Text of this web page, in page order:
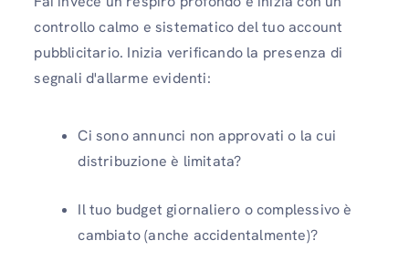
controllo calmo e sistematico del tuo account
pubblicitario. Inizia verificando la presenza di
segnali d'allarme evidenti:
Ci sono annunci non approvati o la cui
distribuzione è limitata?
Il tuo budget giornaliero o complessivo è
cambiato (anche accidentalmente)?